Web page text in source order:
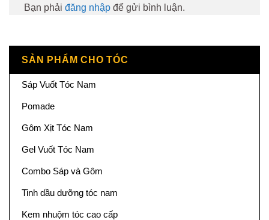
SẢN PHẨM CHO TÓC
Sáp Vuốt Tóc Nam
Pomade
Gôm Xịt Tóc Nam
Gel Vuốt Tóc Nam
Combo Sáp và Gôm
Tinh dầu dưỡng tóc nam
Kem nhuộm tóc cao cấp
Bạn phải đăng nhập để gửi bình luận.